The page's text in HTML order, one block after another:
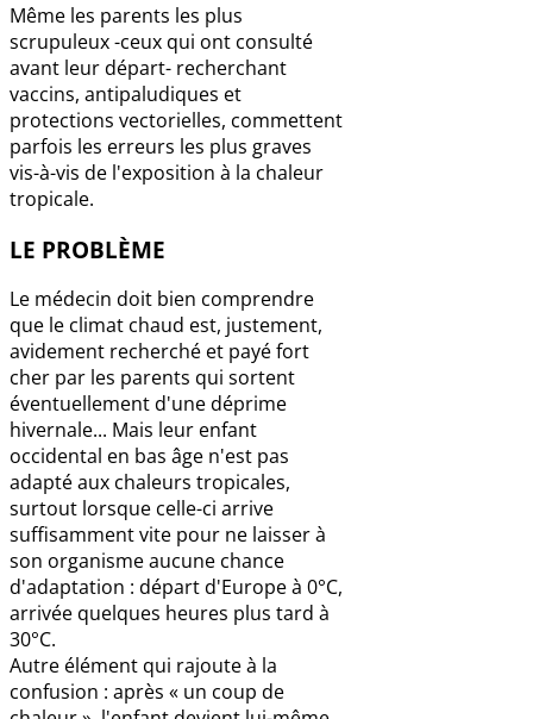
Même les parents les plus
scrupuleux -ceux qui ont consulté
avant leur départ- recherchant
vaccins, antipaludiques et
protections vectorielles, commettent
parfois les erreurs les plus graves
vis-à-vis de l'exposition à la chaleur
tropicale.
LE PROBLÈME
Le médecin doit bien comprendre
que le climat chaud est, justement,
avidement recherché et payé fort
cher par les parents qui sortent
éventuellement d'une déprime
hivernale... Mais leur enfant
occidental en bas âge n'est pas
adapté aux chaleurs tropicales,
surtout lorsque celle-ci arrive
suffisamment vite pour ne laisser à
son organisme aucune chance
d'adaptation : départ d'Europe à 0°C,
arrivée quelques heures plus tard à
30°C.
Autre élément qui rajoute à la
confusion : après « un coup de